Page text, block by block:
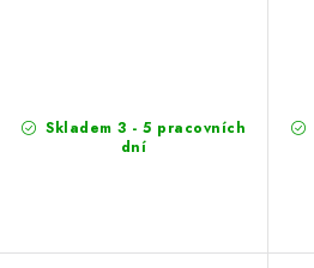
Skladem 3 - 5 pracovních
dní